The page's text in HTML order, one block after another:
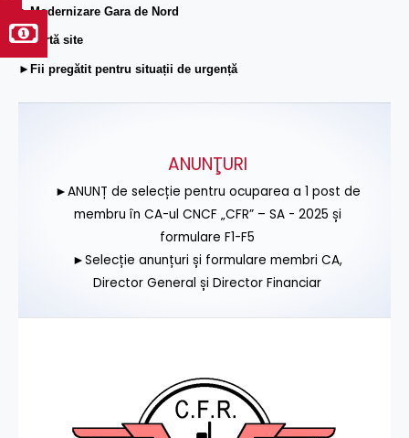
►Modernizare Gara de Nord
►Hartă site
►Fii pregătit pentru situații de urgență
ANUNŢURI
►ANUNȚ de selecție pentru ocuparea a 1 post de
membru în CA-ul CNCF „CFR” – SA - 2025 și
formulare F1-F5
►Selecție anunțuri și formulare membri CA,
Director General și Director Financiar